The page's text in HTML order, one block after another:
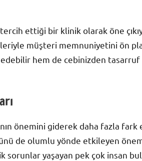
ettiği bir klinik olarak öne
müşteri memnuniyetini ön
edebilir hem de cebinizden tasarruf
önemini giderek daha fazla fark
de olumlu yönde etkileyen
sorunlar yaşayan pek çok insan